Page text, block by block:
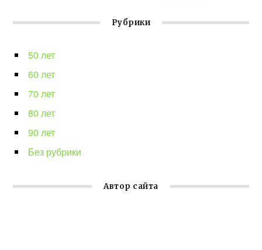
Рубрики
50 лет
60 лет
70 лет
80 лет
90 лет
Без рубрики
Автор сайта